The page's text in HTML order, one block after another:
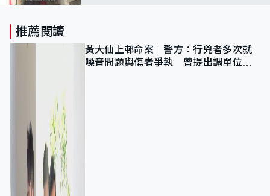
推薦閱讀
黃大仙上邨命案｜警方：行兇者多次就
噪音問題與傷者爭執 曾提出調單位已